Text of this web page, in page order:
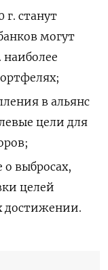
станут
могут
в альянс
цели для
выбросах,
целей
достижении.